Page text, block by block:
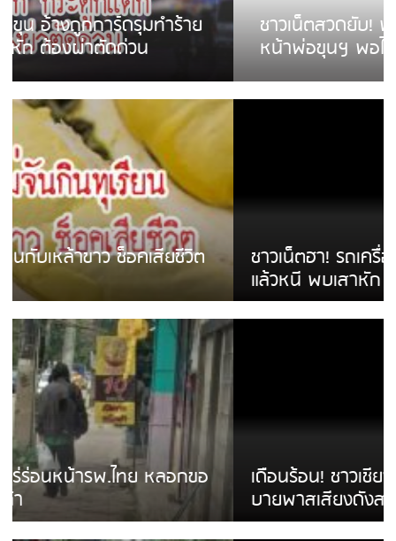
ชาวเน็ตสวดยับ! พบพม่าเร่ขายพวงมาลัย
หน้าพ่อขุนฯ พอไม่ซื้อเดินตาม
ชาวเน็ตฮา! รถเครื่องแม่สายชนป้ายร้านโลงศพ
แล้วหนี พบเสาหัก เบรคหัก หวิดได้ใช้บริการ
เดือนร้อน! ชาวเชียงรายบ่นรถ Isuzu สีขาวซิ่ง
บายพาสเสียงดังสร้างความรำคาญ